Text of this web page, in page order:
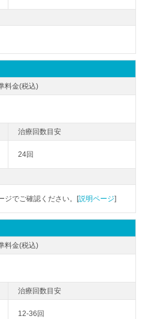
24回
ジでご確認ください。[説明ページ]
12-36回